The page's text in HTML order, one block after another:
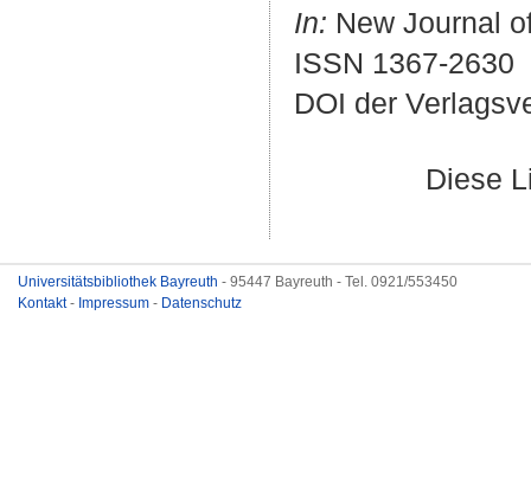
In: New Journal
ISSN 1367-2630
DOI der
Diese
Universitätsbibliothek Bayreuth - 95447 Bayreuth - Tel. 0921/553450
Kontakt- Impressum - Datenschutz